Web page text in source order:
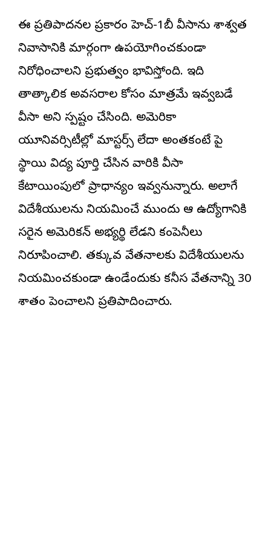
ఈ ప్రతిపాదనల ప్రకారం హెచ్-1బీ వీసాను శాశ్వత
నివాసానికి మార్గంగా ఉపయోగించకుండా
నిరోధించాలని ప్రభుత్వం భావిస్తోంది. ఇది
తాత్కాలిక అవసరాల కోసం మాత్రమే ఇవ్వబడే
వీసా అని స్పష్టం చేసింది. అమెరికా
యూనివర్సిటీల్లో మాస్టర్స్ లేదా అంతకంటే పై
స్థాయి విద్య పూర్తి చేసిన వారికి వీసా
కేటాయింపులో ప్రాధాన్యం ఇవ్వనున్నారు. అలాగే
విదేశీయులను నియమించే ముందు ఆ ఉద్యోగానికి
సరైన అమెరికన్ అభ్యర్థి లేడని కంపెనీలు
నిరూపించాలి. తక్కువ వేతనాలకు విదేశీయులను
నియమించకుండా ఉండేందుకు కనీస వేతనాన్ని 30
శాతం పెంచాలని ప్రతిపాదించారు.